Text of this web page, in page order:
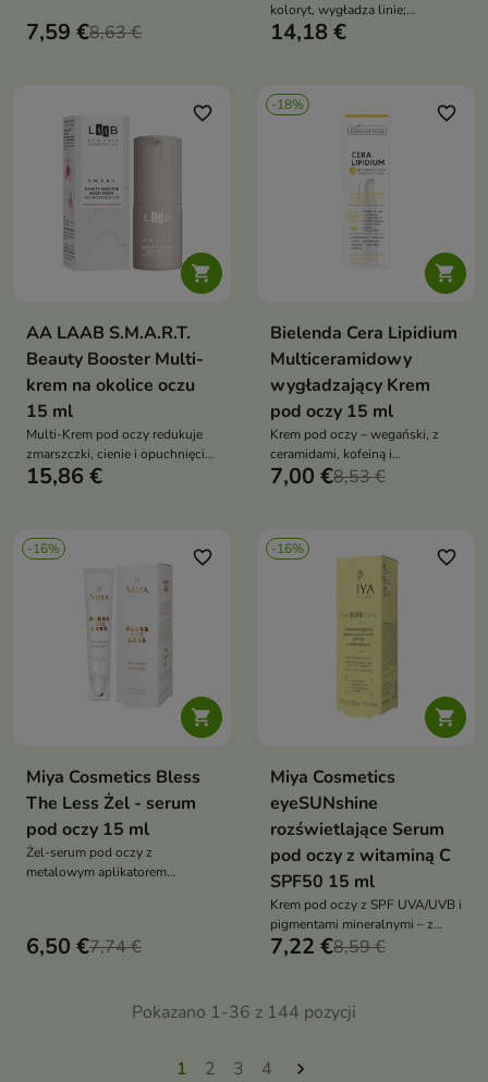
cienie i oznaki zmęczenia,
intensywnie nawilża i rozświetla
7,59 €8,63 €
koloryt, wygładza linie;
niacynamid, adenozyna, HA.
14,18 €

favorite_border
AA LAAB S.M.A.R.T.
Beauty Booster Multi-
krem na okolice oczu
15 ml
Multi-Krem pod oczy redukuje
zmarszczki, cienie i opuchnięcia,
przywraca jędrność i świeży
15,86 €
-18%

favorite_border
Bielenda Cera Lipidium
Multiceramidowy
wygładzający Krem
pod oczy 15 ml
Krem pod oczy – wegański, z
ceramidami, kofeiną i
kolagenem, intensywnie
7,00 €8,53 €
-16%

favorite_border
Miya Cosmetics Bless
The Less Żel - serum
pod oczy 15 ml
Żel-serum pod oczy z
metalowym aplikatorem
6,50 €7,74 €
-16%

favorite_border
Miya Cosmetics
eyeSUNshine
rozświetlające Serum
pod oczy z witaminą C
SPF50 15 ml
Krem pod oczy z SPF UVA/UVB i
pigmentami mineralnymi – z
witaminą C, Q10, olejem
wygładza linie i redukuje cienie
7,22 €8,59 €
Pokazano 1-36 z 144 pozycji
1 2 3 4 